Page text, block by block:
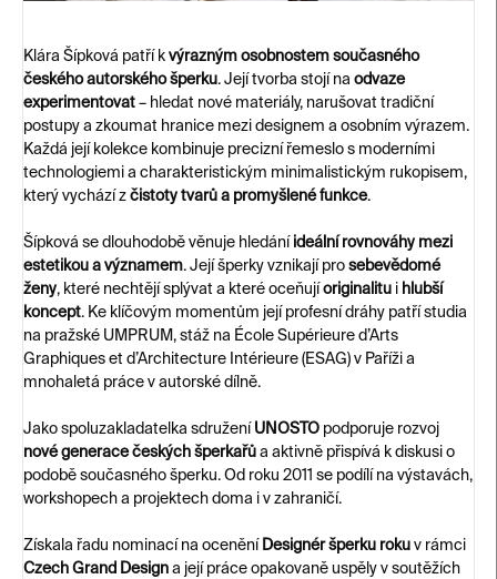
Klára Šípková patří k výrazným osobnostem současného
českého autorského šperku. Její tvorba stojí na odvaze
experimentovat – hledat nové materiály, narušovat tradiční
postupy a zkoumat hranice mezi designem a osobním výrazem.
Každá její kolekce kombinuje precizní řemeslo s moderními
technologiemi a charakteristickým minimalistickým rukopisem,
který vychází z čistoty tvarů a promyšlené funkce.
Šípková se dlouhodobě věnuje hledání ideální rovnováhy mezi
estetikou a významem. Její šperky vznikají pro sebevědomé
ženy, které nechtějí splývat a které oceňují originalitu i hlubší
koncept. Ke klíčovým momentům její profesní dráhy patří studia
na pražské UMPRUM, stáž na École Supérieure d’Arts
Graphiques et d’Architecture Intérieure (ESAG) v Paříži a
mnohaletá práce v autorské dílně.
Jako spoluzakladatelka sdružení UNOSTO podporuje rozvoj
nové generace českých šperkařů a aktivně přispívá k diskusi o
podobě současného šperku. Od roku 2011 se podílí na výstavách,
workshopech a projektech doma i v zahraničí.
Získala řadu nominací na ocenění Designér šperku roku v rámci
Czech Grand Design a její práce opakovaně uspěly v soutěžích